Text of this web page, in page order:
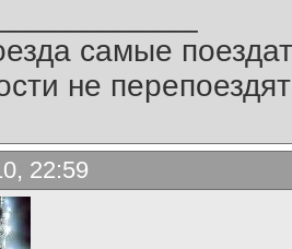
самые
не
22:59